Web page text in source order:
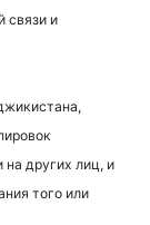
связи и
других лиц, и
того или